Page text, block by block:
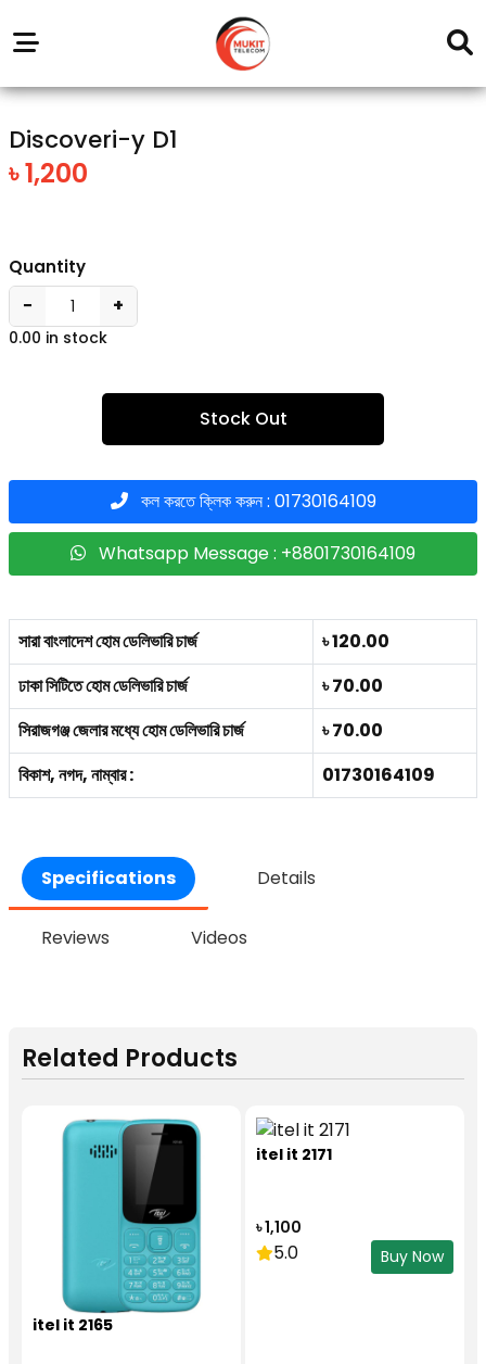
Outlets
Service
Center
Discoveri-y D1
৳ 1,200
Quantity
− +
0.00 in stock
Stock Out
কল করতে ক্লিক করুন : 01730164109
Whatsapp Message : +8801730164109
সারা বাংলাদেশ হোম ডেলিভারি চার্জ
৳ 120.00
ঢাকা সিটিতে হোম ডেলিভারি চার্জ
৳ 70.00
সিরাজগঞ্জ জেলার মধ্যে হোম ডেলিভারি চার্জ
৳ 70.00
বিকাশ, নগদ, নাম্বার :
01730164109
Specifications Details
Reviews Videos
Related Products
itel it 2165
itel it 2171
৳ 1,100
5.0 Buy Now